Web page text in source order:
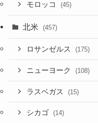
モロッコ (45)
北米 (457)
ロサンゼルス (175)
ニューヨーク (108)
ラスベガス (15)
シカゴ (14)